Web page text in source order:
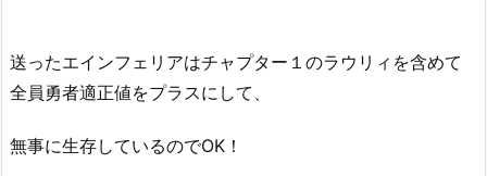
送ったエインフェリアはチャプター１のラウリィを含めて
全員勇者適正値をプラスにして、
無事に生存しているのでOK！